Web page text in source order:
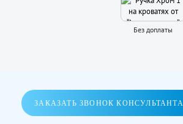
Без доплаты
ЗАКАЗАТЬ ЗВОНОК КОНСУЛЬТАНТА